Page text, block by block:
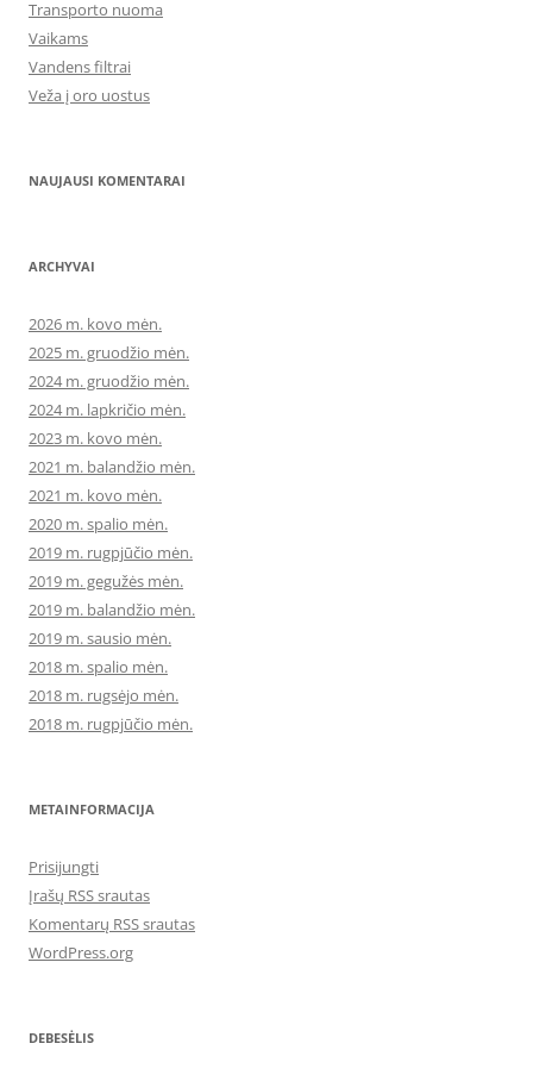
Transporto nuoma
Vaikams
Vandens filtrai
Veža į oro uostus
NAUJAUSI KOMENTARAI
ARCHYVAI
2026 m. kovo mėn.
2025 m. gruodžio mėn.
2024 m. gruodžio mėn.
2024 m. lapkričio mėn.
2023 m. kovo mėn.
2021 m. balandžio mėn.
2021 m. kovo mėn.
2020 m. spalio mėn.
2019 m. rugpjūčio mėn.
2019 m. gegužės mėn.
2019 m. balandžio mėn.
2019 m. sausio mėn.
2018 m. spalio mėn.
2018 m. rugsėjo mėn.
2018 m. rugpjūčio mėn.
METAINFORMACIJA
Prisijungti
Įrašų RSS srautas
Komentarų RSS srautas
WordPress.org
DEBESĖLIS